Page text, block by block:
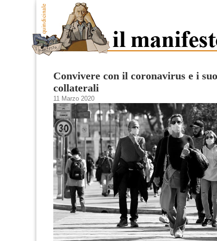
Convivere con il coronavirus e i
collaterali
11 Marzo 2020